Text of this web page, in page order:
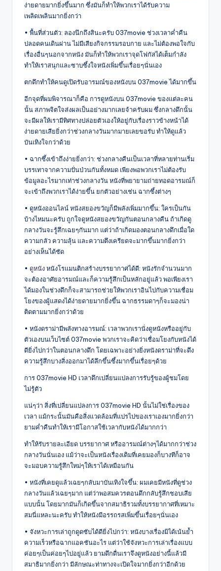
ง่ายดายมากยิ่งขึ้นมาก ซึ่งมันก็ทำให้พวกเราได้รับความ
เพลิดเพลินมากยิ่งกว่า
• พื้นที่ส่วนตัว: ลองนึกถึงสินะครับ 037movie ช่วงเวลาค่ำคืน
ปลอดคนเดินผ่าน ไม่มีเสียงกิจกรรมรอบกาย และไม่ต้องพอใจกับ
เรื่องอื่นๆนอกจากหนัง มันก็ทำให้พวกเราจุดโฟกัสได้เต็มกำลัง
ทำให้เราสนุกและซาบซึ้งใจหนังเพิ่มขึ้นเรื่อยๆนั่นเอง
ตกดึกทำให้คนดูเปิดรับอารมณ์ของหนังบน 037movie ได้มากขึ้น
อีกจุดที่ผมพิจารณาก็คือ การดูหนังบน 037movie ของแต่ละคน
นั้น สภาพจิตใจส่งผลเป็นอย่างมากเลยจ้าครับผม ซึ่งกลางดึกนั้น
จะมีผลให้เรามีทิศทางปล่อยตัวเองให้อยู่กับเรื่องราวข้างหน้าได้
ง่ายดายเสียยิ่งกว่าช่วงกลางวันมากมายเลยขอรับ ทำให้ดูแล้ว
บันเทิงใจกว่าด้วย
• ฉากซึ้งเข้าถึงง่ายยิ่งกว่า: ช่วงกลางคืนเป็นเวลาที่หลายท่านเริ่ม
บรรเทาจากความปั่นป่วนกันทั้งหมด เพียงพอพวกเราไม่ต้องรับ
ข้อมูลอะไรมากเท่าช่วงกลางวัน หนังที่พยายามถ่ายทอดอารมณ์ก็
จะเข้าถึงพวกเราได้ง่ายขึ้น ยกตัวอย่างเช่น ฉากซึ้งต่างๆ
• ดูหนังออนไลน์ หนังสยองขวัญก็มีพลังเพิ่มมากขึ้น: ใครเป็นกัน
บ้างไหมนะครับ ถูกใจดูหนังสยองขวัญกันตอนกลางคืน ถ้าเกิดดู
กลางวันจะรู้สึกเฉยๆกันมาก แต่ว่าถ้าเกิดมองตอนกลางดึกเมื่อใด
ความกลัว ความลุ้น และความตึงเครียดจะมากขึ้นมากยิ่งกว่า
อย่างเห็นได้ชัด
• ดูหนังหนังโรแมนติกสร้างบรรยากาศได้ดี: หนังรักจำนวนมาก
จะต้องอาศัยอารมณ์และก็ความรู้สึกเป็นหลักอยู่แล้ว พอเพียงเรา
ได้มองในช่วงดึกก็จะสามารถช่วยให้พวกเราอินไปกับความเชื่อม
โยงของผู้แสดงได้ง่ายดายมากยิ่งขึ้น ฉากธรรมดาๆก็จะมองน่า
ติดตามมากยิ่งกว่าด้วย
• หนังดราม่ามีพลังทางอารมณ์: เวลาพวกเรานั่งดูหนังหรืออยู่กับ
ตัวเองบนเว็บไซต์ 037movie พวกเราจะคิดว่าเชื่อมโยงกับหนังได้
ดียิ่งไปกว่าในตอนกลางดึก โดยเฉพาะอย่างยิ่งหนังดราม่าที่จะดึง
ความรู้สึกบางสิ่งออกมาได้ลึกขึ้นซึ้งมากขึ้นเรื่อยๆด้วย
การ 037movie HD เวลาดึกเปลี่ยนแปลงการรับรู้ของผู้ชมโดย
ไม่รู้ตัว
แน่ๆว่า สิ่งที่เปลี่ยนแปลงการ 037movie HD นั้นไม่ใช่เรื่องของ
เวลา แม้กระนั้นมันคือสิ่งแวดล้อมที่แปรไปของเราเองมากยิ่งกว่า
ยามค่ำคืนทำให้เรามีโอกาสใช้เวลากับหนังได้มากกว่า
ทำให้รับรายละเอียด บรรยากาศ หรืออารมณ์ต่างๆได้มากกว่าช่วง
กลางวันนั่นเอง แม้ว่าจะเป็นหนังเรื่องเดิมที่เคยมองก็บางทีก็อาจ
จะมอบความรู้สึกใหม่ๆให้เราได้เหมือนกัน
• หนังที่เคยดูแล้วเฉยๆกลับมาบันเทิงใจขึ้น: ผมเคยมีหนังที่ดูช่วง
กลางวันแล้วเฉยๆมาก แต่ว่าพอสมควรตอนดึกกลับรู้สึกชอบเสีย
แบบนั้น โดยมากมันก็เกิดขึ้นจากสมาธิรวมทั้งบรรยากาศที่เหมาะ
สมนี่แหละนะครับ ทำให้หนังมีอรรถรสเพิ่มขึ้นเรื่อยๆนั่นเอง
• จังหวะการเล่าถูกดูดซับได้ดียิ่งไปกว่า: หนังบางเรื่องมิได้เน้นย้ำ
ความเร็วหรือฉากแอคชันอะไร แต่ว่าใช้จังหวะการเล่าเรื่องแบบ
ค่อยๆเป็นค่อยๆไปอยู่แล้ว ยามดึกดื่นเราจึงดูหนังอย่างนี้แล้วมี
สมาธิมากยิ่งกว่า มีลักษณะท่าทางจะเปิดใจมากยิ่งกว่าอีกด้วย